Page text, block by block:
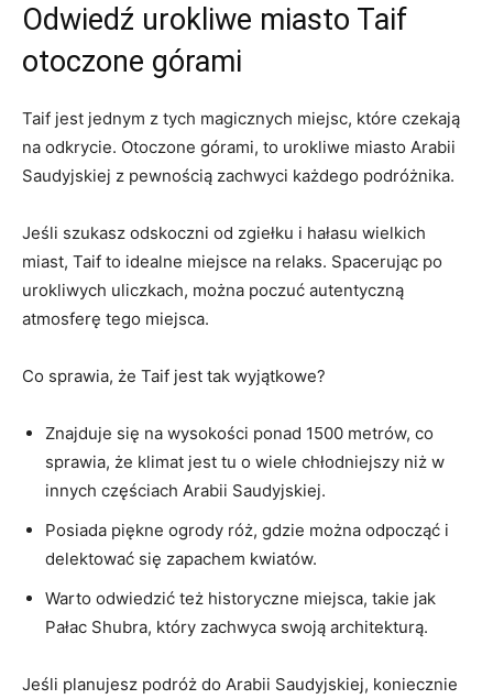
Odwiedź urokliwe miasto Taif
otoczone górami
Taif jest jednym z tych magicznych miejsc, które czekają
na ‌odkrycie. Otoczone górami,⁢ to urokliwe miasto Arabii
Saudyjskiej‌ z pewnością zachwyci każdego podróżnika.
Jeśli szukasz odskoczni ⁤od zgiełku i hałasu wielkich
miast,‍ Taif to idealne miejsce na relaks. Spacerując po
urokliwych uliczkach, można⁤ poczuć autentyczną
atmosferę tego miejsca.
Co sprawia, że Taif jest tak wyjątkowe?
Znajduje się na wysokości ponad 1500 metrów, ‌co
sprawia, że klimat jest tu o wiele chłodniejszy niż w
innych częściach Arabii Saudyjskiej.
Posiada piękne ogrody róż, gdzie można odpocząć⁤ i
delektować się zapachem kwiatów.
Warto odwiedzić też historyczne miejsca, takie jak
Pałac Shubra, który zachwyca ⁢swoją architekturą.
Jeśli planujesz ⁤podróż do Arabii⁢ Saudyjskiej, koniecznie